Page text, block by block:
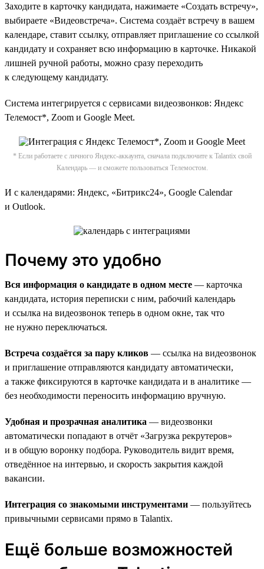
Заходите в карточку кандидата, нажимаете «Создать встречу»,
выбираете «Видеовстреча». Система создаёт встречу в вашем
календаре, ставит ссылку, отправляет приглашение со ссылкой
кандидату и сохраняет всю информацию в карточке. Никакой
лишней ручной работы, можно сразу переходить
к следующему кандидату.
Система интегрируется c сервисами видеозвонков: Яндекс
Телемост*, Zoom и Google Meet.
* Если работаете с личного Яндекс-аккаунта, сначала подключите к Talantix свой
Календарь — и сможете пользоваться Телемостом.
И с календарями: Яндекс, «Битрикс24», Google Calendar
и Outlook.
Почему это удобно
Вся информация о кандидате в одном месте — карточка
кандидата, история переписки с ним, рабочий календарь
и ссылка на видеозвонок теперь в одном окне, так что
не нужно переключаться.
Встреча создаётся за пару кликов — ссылка на видеозвонок
и приглашение отправляются кандидату автоматически,
а также фиксируются в карточке кандидата и в аналитике —
без необходимости переносить информацию вручную.
Удобная и прозрачная аналитика — видеозвонки
автоматически попадают в отчёт «Загрузка рекрутеров»
и в общую воронку подбора. Руководитель видит время,
отведённое на интервью, и скорость закрытия каждой
вакансии.
Интеграция со знакомыми инструментами — пользуйтесь
привычными сервисами прямо в Talantix.
Ещё больше возможностей